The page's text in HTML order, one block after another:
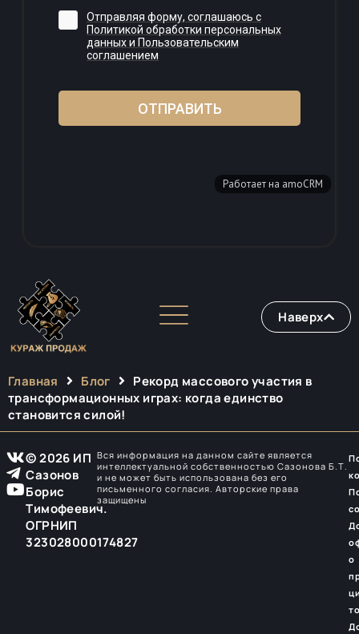
Наверх
Главная Блог
Рекорд массового участия в
трансформационных играх: когда единство
становится силой!
© 2026 ИП
Сазонов
Борис
Тимофеевич.
ОГРНИП
323028000174827
Вся информация на данном сайте является
интеллектуальной собственностью Сазонова Б.Т.
и не может быть использована без его
письменного согласия. Авторские права
защищены
о